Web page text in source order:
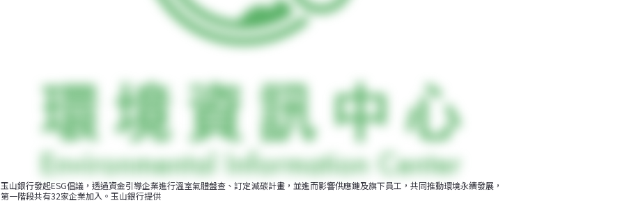
玉山銀行發起ESG倡議，透過資金引導企業進行溫室氣體盤查、訂定減碳計畫，並進而影響供應鏈及旗下員工，共同推動環境永續發展，
第一階段共有32家企業加入。玉山銀行提供